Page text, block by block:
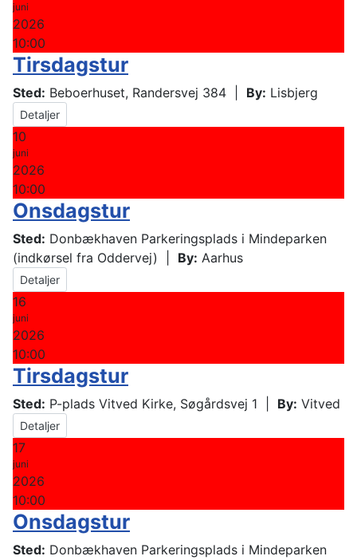
juni
2026
10:00
Tirsdagstur
Sted: Beboerhuset, Randersvej 384 By: Lisbjerg
Detaljer
10
juni
2026
10:00
Onsdagstur
Sted: Donbækhaven Parkeringsplads i Mindeparken
(indkørsel fra Oddervej)
By: Aarhus
Detaljer
16
juni
2026
10:00
Tirsdagstur
Sted: P-plads Vitved Kirke, Søgårdsvej 1 By: Vitved
Detaljer
17
juni
2026
10:00
Onsdagstur
Sted: Donbækhaven Parkeringsplads i Mindeparken